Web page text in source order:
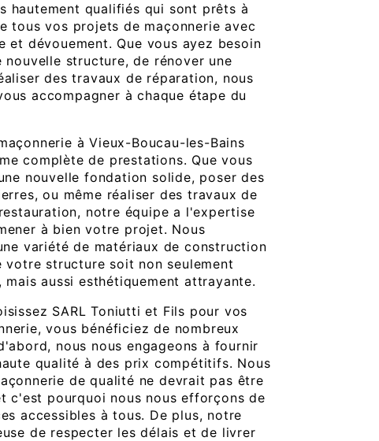
hautement qualifiés qui sont prêts à
tous vos projets de maçonnerie avec
et dévouement. Que vous ayez besoin
nouvelle structure, de rénover une
des travaux de réparation, nous
accompagner à chaque étape du
à Vieux-Boucau-les-Bains
complète de prestations. Que vous
nouvelle fondation solide, poser des
ou même réaliser des travaux de
notre équipe a l'expertise
à bien votre projet. Nous
variété de matériaux de construction
votre structure soit non seulement
aussi esthétiquement attrayante.
SARL Toniutti et Fils pour vos
vous bénéficiez de nombreux
nous nous engageons à fournir
qualité à des prix compétitifs. Nous
de qualité ne devrait pas être
c'est pourquoi nous nous efforçons de
accessibles à tous. De plus, notre
de respecter les délais et de livrer